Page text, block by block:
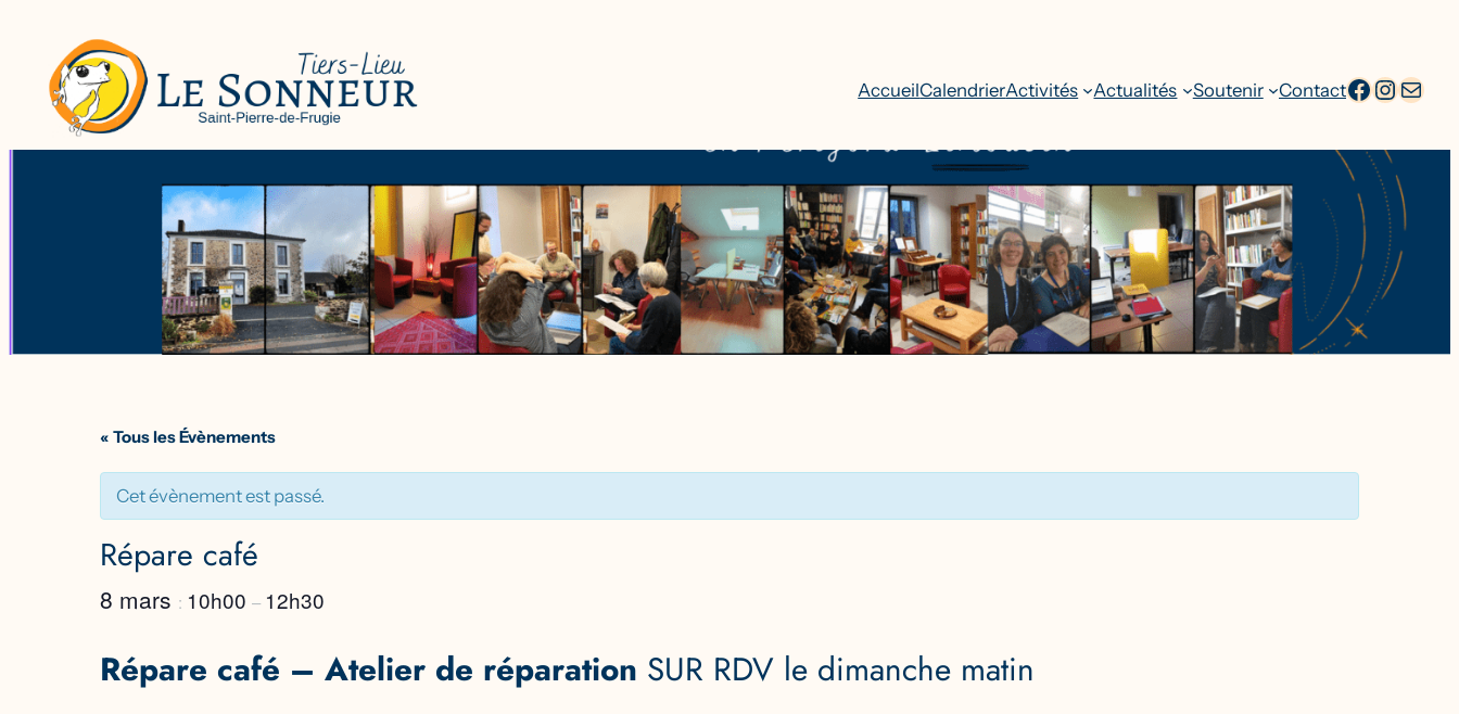
AccueilCalendrierActivités Actualités Soutenir Contactfacebook
Adresse
« Tous les Évènements
Cet évènement est passé.
Répare café
8 mars : 10h00 – 12h30
Répare café – Atelier de réparation SUR RDV le dimanche matin